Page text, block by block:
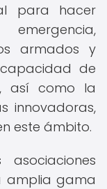
para hacer
armados y
de
así como la
innovadoras,
este ámbito.
amplia gama